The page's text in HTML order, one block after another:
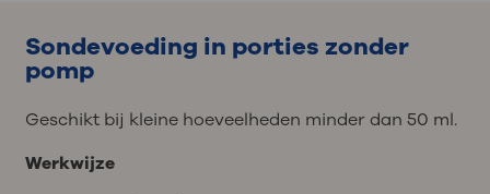
Sondevoeding in porties zonder
pomp
Geschikt bij kleine hoeveelheden minder dan 50 ml.
Werkwijze